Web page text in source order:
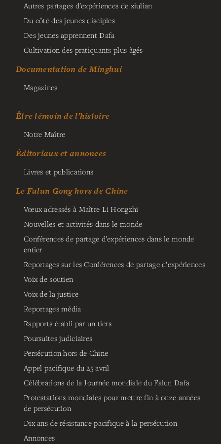
Autres partages d'expériences de xiulian
Du côté des jeunes disciples
Des jeunes apprennent Dafa
Cultivation des pratiquants plus âgés
Documentation de Minghui
Magazines
Être témoin de l’histoire
Notre Maître
Éditoriaux et annonces
Livres et publications
Le Falun Gong hors de Chine
Vœux adressés à Maître Li Hongzhi
Nouvelles et activités dans le monde
Conférences de partage d’expériences dans le monde
entier
Reportages sur les Conférences de partage d’expériences
Voix de soutien
Voix de la justice
Reportages média
Rapports établi par un tiers
Poursuites judiciaires
Persécution hors de Chine
Appel pacifique du 25 avril
Célébrations de la Journée mondiale du Falun Dafa
Protestations mondiales pour mettre fin à onze années
de persécution
Dix ans de résistance pacifique à la persécution
Annonces